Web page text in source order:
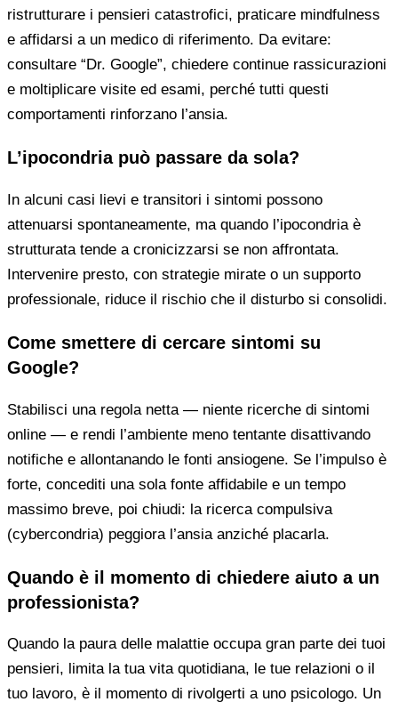
ristrutturare i pensieri catastrofici, praticare mindfulness
e affidarsi a un medico di riferimento. Da evitare:
consultare “Dr. Google”, chiedere continue rassicurazioni
e moltiplicare visite ed esami, perché tutti questi
comportamenti rinforzano l’ansia.
L’ipocondria può passare da sola?
In alcuni casi lievi e transitori i sintomi possono
attenuarsi spontaneamente, ma quando l’ipocondria è
strutturata tende a cronicizzarsi se non affrontata.
Intervenire presto, con strategie mirate o un supporto
professionale, riduce il rischio che il disturbo si consolidi.
Come smettere di cercare sintomi su
Google?
Stabilisci una regola netta — niente ricerche di sintomi
online — e rendi l’ambiente meno tentante disattivando
notifiche e allontanando le fonti ansiogene. Se l’impulso è
forte, concediti una sola fonte affidabile e un tempo
massimo breve, poi chiudi: la ricerca compulsiva
(cybercondria) peggiora l’ansia anziché placarla.
Quando è il momento di chiedere aiuto a un
professionista?
Quando la paura delle malattie occupa gran parte dei tuoi
pensieri, limita la tua vita quotidiana, le tue relazioni o il
tuo lavoro, è il momento di rivolgerti a uno psicologo. Un